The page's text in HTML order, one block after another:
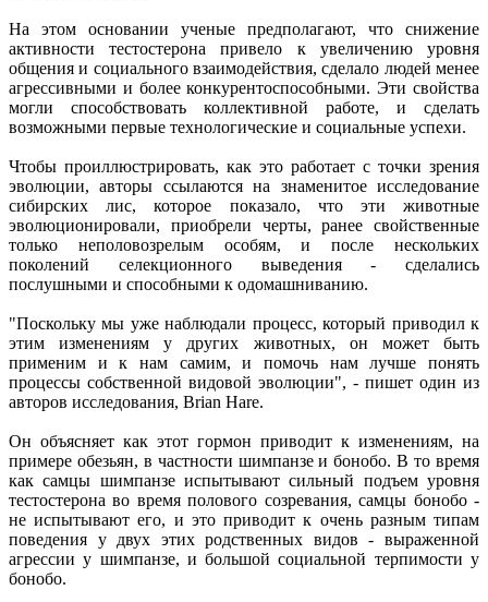
На этом основании ученые предполагают, что снижение
активности тестостерона привело к увеличению уровня
общения и социального взаимодействия, сделало людей менее
агрессивными и более конкурентоспособными. Эти свойства
могли способствовать коллективной работе, и сделать
возможными первые технологические и социальные успехи.
Чтобы проиллюстрировать, как это работает с точки зрения
эволюции, авторы ссылаются на знаменитое исследование
сибирских лис, которое показало, что эти животные
эволюционировали, приобрели черты, ранее свойственные
только неполовозрелым особям, и после нескольких
поколений селекционного выведения - сделались
послушными и способными к одомашниванию.
"Поскольку мы уже наблюдали процесс, который приводил к
этим изменениям у других животных, он может быть
применим и к нам самим, и помочь нам лучше понять
процессы собственной видовой эволюции", - пишет один из
авторов исследования, Brian Hare.
Он объясняет как этот гормон приводит к изменениям, на
примере обезьян, в частности шимпанзе и бонобо. В то время
как самцы шимпанзе испытывают сильный подъем уровня
тестостерона во время полового созревания, самцы бонобо -
не испытывают его, и это приводит к очень разным типам
поведения у двух этих родственных видов - выраженной
агрессии у шимпанзе, и большой социальной терпимости у
бонобо.